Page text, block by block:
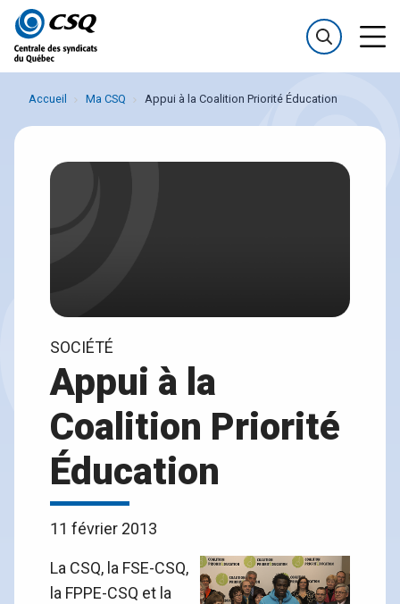
Passer
au
menu
Passer
au
contenu
Accueil Ma CSQ Appui à la Coalition Priorité Éducation
SOCIÉTÉ
Appui à la
Coalition Priorité
Éducation
11 février 2013
La CSQ, la FSE-CSQ,
la FPPE-CSQ et la